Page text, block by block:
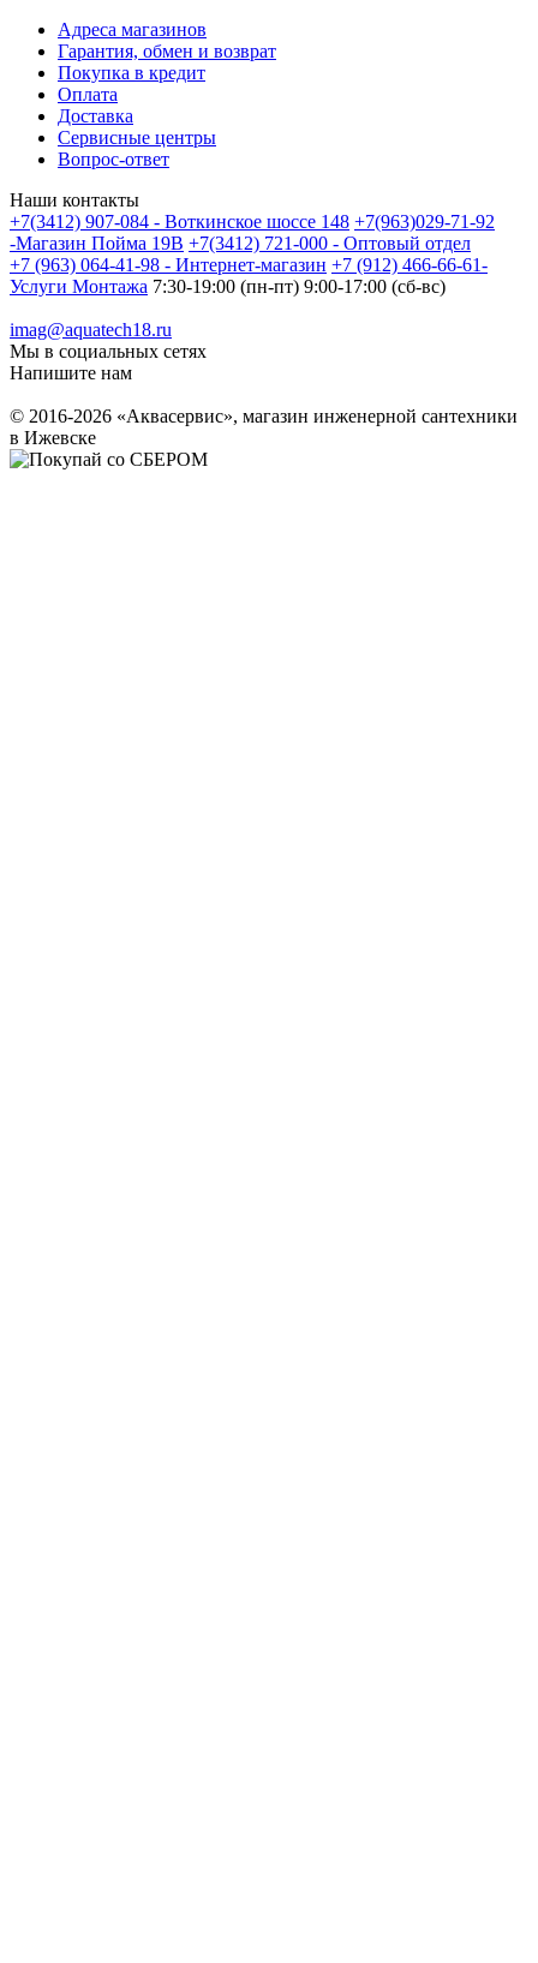
Адреса магазинов
Гарантия, обмен и возврат
Покупка в кредит
Оплата
Доставка
Сервисные центры
Вопрос-ответ
Наши контакты
+7(3412) 907-084 - Воткинское шоссе 148 +7(963)029-71-92
-Магазин Пойма 19В +7(3412) 721-000 - Оптовый отдел
+7 (963) 064-41-98 - Интернет-магазин +7 (912) 466-66-61-
Услуги Монтажа 7:30-19:00 (пн-пт) 9:00-17:00 (сб-вс)
imag@aquatech18.ru
Мы в социальных сетях
Напишите нам
© 2016-2026 «Аквасервис», магазин инженерной сантехники
в Ижевске